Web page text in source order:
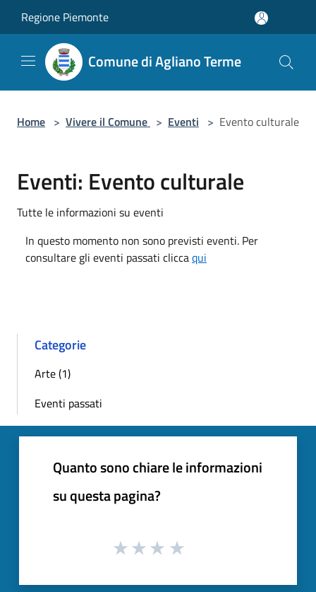
Regione Piemonte
Comune di Agliano Terme
Home > Vivere il Comune > Eventi > Evento culturale
Eventi: Evento culturale
Tutte le informazioni su eventi
In questo momento non sono previsti eventi. Per
consultare gli eventi passati cliccaqui
Categorie
Arte (1)
Eventi passati
Quanto sono chiare le informazioni
su questa pagina?